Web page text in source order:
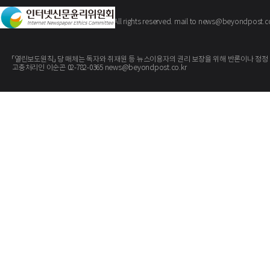
Copyright ©The BeyondPost. All rights reserved. mail to
「열린보도원칙」 당 매체는 독자와 취재원 등 뉴스이용자의 권리 보장을 위해 반론이나
고충처리인 이순곤 02-782-0365 news@beyondpost.co.kr